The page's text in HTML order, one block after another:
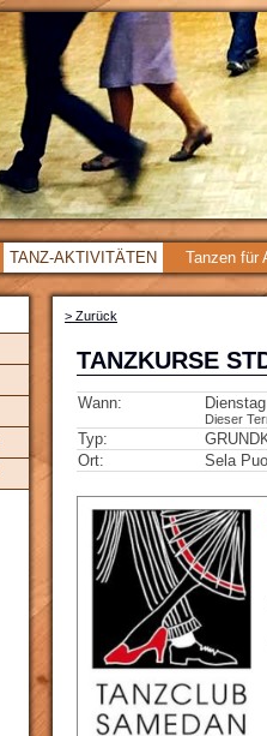
TANZ-AKTIVITÄTEN Tanzen für
> Zurück
TANZKURSE
Wann:
Dieser
Typ:
Ort:
Sela